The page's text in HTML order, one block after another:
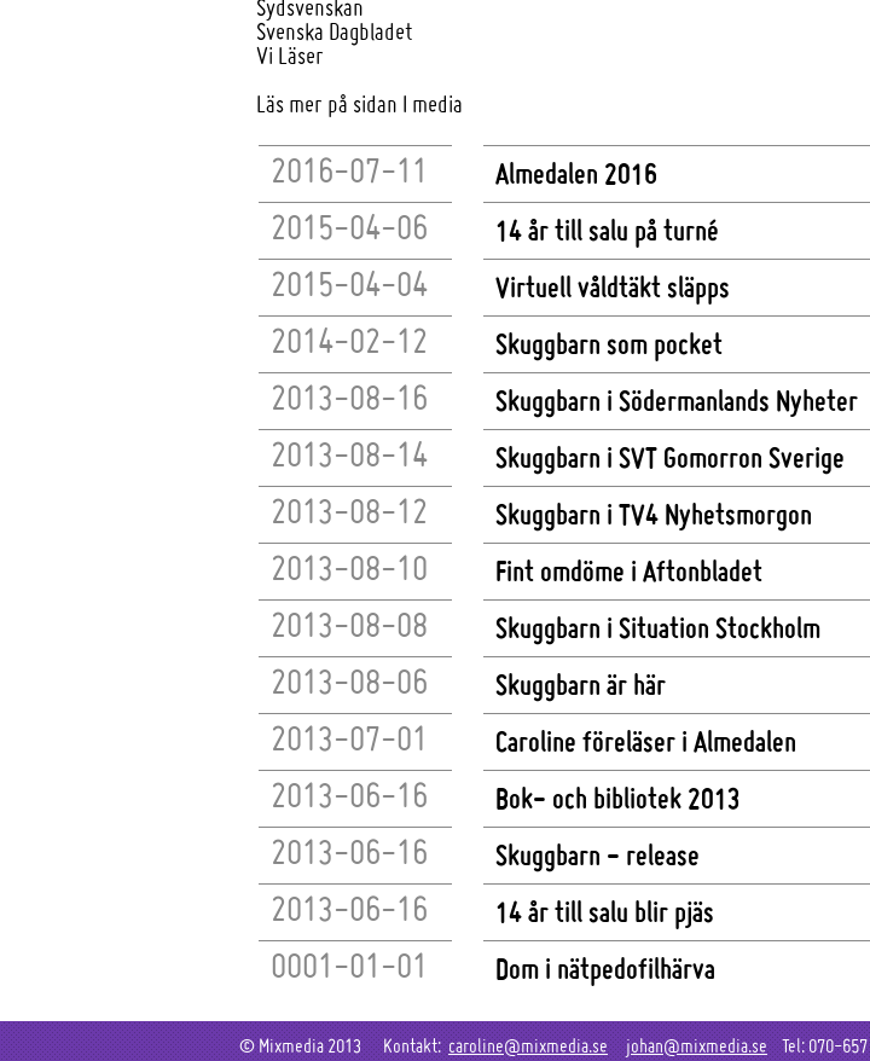
Sydsvenskan
Svenska Dagbladet
Vi Läser
Läs mer på sidan I media
2016-07-11 Almedalen 2016
2015-04-06 14 år till salu på turné
2015-04-04 Virtuell våldtäkt släpps
2014-02-12 Skuggbarn som pocket
2013-08-16 Skuggbarn i Södermanlands Nyheter
2013-08-14 Skuggbarn i SVT Gomorron Sverige
2013-08-12 Skuggbarn i TV4 Nyhetsmorgon
2013-08-10 Fint omdöme i Aftonbladet
2013-08-08 Skuggbarn i Situation Stockholm
2013-08-06 Skuggbarn är här
2013-07-01 Caroline föreläser i Almedalen
2013-06-16 Bok- och bibliotek 2013
2013-06-16 Skuggbarn - release
2013-06-16 14 år till salu blir pjäs
0001-01-01 Dom i nätpedofilhärva
© Mixmedia 2013 Kontakt:caroline@mixmedia.se johan@mixmedia.seTel: 070-657